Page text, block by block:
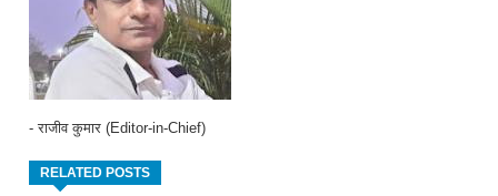
- राजीव कुमार (Editor-in-Chief)
RELATED POSTS